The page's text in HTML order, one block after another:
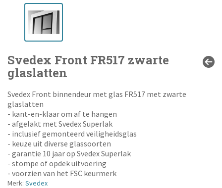
Svedex Front FR517 zwarte
glaslatten
Svedex Front binnendeur met glas FR517 met zwarte
glaslatten
- kant-en-klaar om af te hangen
- afgelakt met Svedex Superlak
- inclusief gemonteerd veiligheidsglas
- keuze uit diverse glassoorten
- garantie 10 jaar op Svedex Superlak
- stompe of opdek uitvoering
- voorzien van het FSC keurmerk
Merk: Svedex